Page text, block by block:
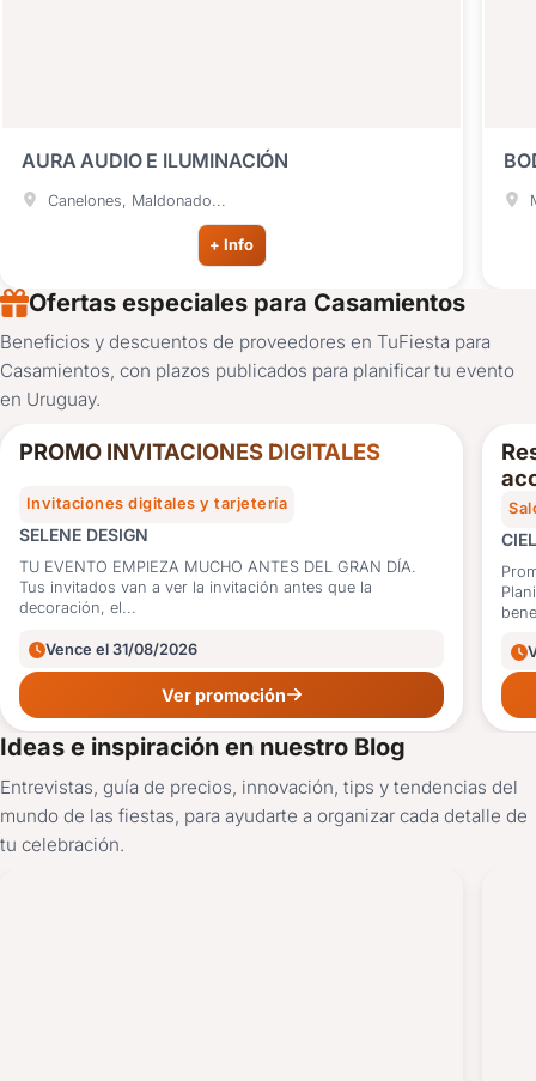
AURA AUDIO E ILUMINACIÓN
Canelones, Maldonado...
+ Info
Ofertas especiales para Casamientos
Beneficios y descuentos de proveedores en TuFiesta para
Casamientos, con plazos publicados para planificar tu evento
en Uruguay.
10%
OFF
PROMO INVITACIONES DIGITALES
Invitaciones digitales y tarjetería
SELENE DESIGN
TU EVENTO EMPIEZA MUCHO ANTES DEL GRAN DÍA.
Tus invitados van a ver la invitación antes que la
decoración, el...
Vence el 31/08/2026
Ver promoción
Ideas e inspiración en nuestro Blog
Entrevistas, guía de precios, innovación, tips y tendencias del
mundo de las fiestas, para ayudarte a organizar cada detalle de
tu celebración.